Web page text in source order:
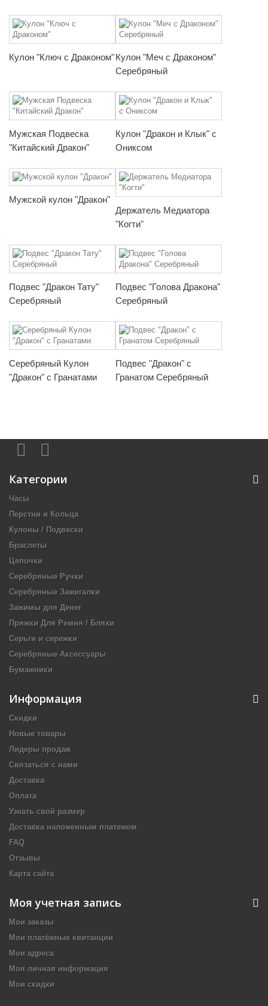
Кулон "Ключ с Драконом"Кулон "Меч с Драконом"
Серебряный
Мужская Подвеска
"Китайский Дракон"
Кулон "Дракон и Клык" с
Ониксом
Мужской кулон "Дракон"
Держатель Медиатора
"Когти"
Подвес "Дракон Тату"
Серебряный
Подвес "Голова Дракона"
Серебряный
Серебряный Кулон
"Дракон" с Гранатами
Подвес "Дракон" с
Гранатом Серебряный
Категории
Часы
Перстни и Кольца
Кулоны / Подвески
Браслеты
Цепочки
Серебряные Ручки
Серебряные Зажигалки
Зажимы для Денег
Пряжки Для Ремня / Бляхи
Серьги и сережки
Серебряные Аксессуары
Бумажники
Информация
Скидки
Новые товары
Лидеры продаж
Связаться с нами
Доставка
Оплата
Узнать свой размер
Доставка наложенным платежом
FAQ
Отзывы
Карта сайта
Моя учетная запись
Мои заказы
Мои платёжные квитанции
Мои адреса
Моя личная информация
Мои скидки